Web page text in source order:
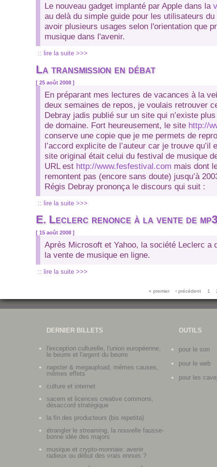
Le nouveau gadget implanté par Apple dans la
au delà du simple guide pour les utilisateurs
avoir plusieurs usages selon l'orientation que
musique dans l'avenir.
:: lire la suite >>>
La transmission en débat
[ 25 août 2008 ]
En préparant mes lectures de vacances à la
deux semaines de repos, je voulais retrouver
Debray jadis publié sur un site qui n’existe
de domaine. Fort heureusement, le site http://
conserve une copie que je me permets de
l’accord explicite de l’auteur car je trouve qu’il
site original était celui du festival de musique
URL est http://www.fesfestival.com mais dont
remontent pas (encore sans doute) jusqu’à
Régis Debray prononça le discours qui suit :
:: lire la suite >>>
E. Leclerc renonce à la vente de
[ 15 août 2008 ]
Après Microsoft et Yahoo, la société Leclerc a
la vente de musique en ligne.
:: lire la suite >>>
« premier ‹ précédent 1
DERNIER BILLETS
l'exception culturelle, l'union européenne,
le beurre et l'argent du beurre
napster & megaupload, mêmes causes,
mêmes effets
culture et internet
sacem et licences creative commons,
désaccord stratégique
la fin des producteurs (bis repetita)
étrangler le streaming, la nouvelle fausse-
bonne idée des majors
musique et crypto-monnaie: avenir
radieux ou début des vrais ennuis ?
OUTILS
pour le son
pour le web
pour les